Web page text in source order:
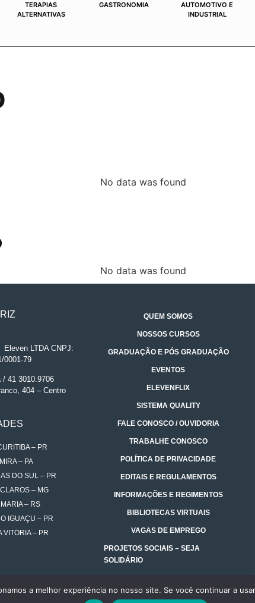
TERAPIAS
ALTERNATIVAS
GASTRONOMIA
AUTOMOTIVO E
INDUSTRIAL
No data was found
No data was found
Eleven LTDA CNPJ:
0001-79
/ 41 3010.9706
404 – Centro
– PR
– PA
DO SUL – PR
– MG
– RS
IGUAÇU – PR
VITÓRIA – PR
QUEM SOMOS
NOSSOS CURSOS
GRADUAÇÃO E PÓS GRADUAÇÃO
EVENTOS
ELEVENFLIX
SISTEMA QUALITY
FALE CONOSCO / OUVIDORIA
TRABALHE CONOSCO
POLÍTICA DE PRIVACIDADE
EDITAIS E REGULAMENTOS
INFORMAÇÕES E REGIMENTOS
BIBLIOTECAS VIRTUAIS
VAGAS DE EMPREGO
PROJETOS SOCIAIS – SEJA
SOLIDÁRIO
a melhor experiência no nosso site. Se você continuar a